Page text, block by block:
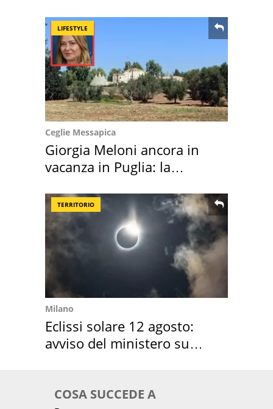
LIFESTYLE
Ceglie Messapica
Giorgia Meloni ancora in
vacanza in Puglia: la
TERRITORIO
Milano
Eclissi solare 12 agosto:
avviso del ministero su